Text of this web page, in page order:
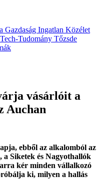
Gazdaság Ingatlan Közélet
Tech-Tudomány Tőzsde
vásárlóit a
Auchan
ebből az alkalomból az
Siketek és Nagyothallók
arra kér minden vállalkozó
ki, milyen a hallás